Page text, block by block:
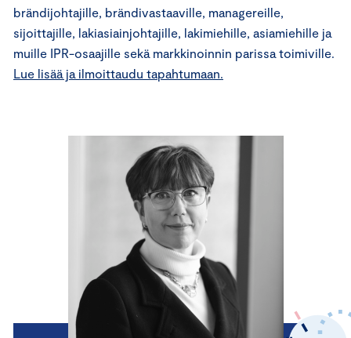
brändijohtajille, brändivastaaville, managereille,
sijoittajille, lakiasiainjohtajille, lakimiehille, asiamiehille ja
muille IPR-osaajille sekä markkinoinnin parissa toimiville.
Lue lisää ja ilmoittaudu tapahtumaan.